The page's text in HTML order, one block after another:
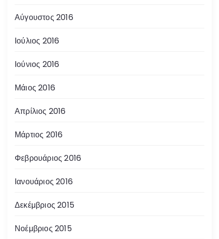
Αύγουστος 2016
Ιούλιος 2016
Ιούνιος 2016
Μάιος 2016
Απρίλιος 2016
Μάρτιος 2016
Φεβρουάριος 2016
Ιανουάριος 2016
Δεκέμβριος 2015
Νοέμβριος 2015